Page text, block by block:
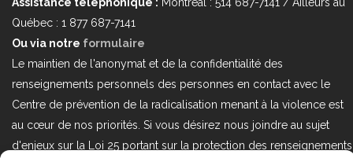
Québec : 1 877 687-7141
Ou via notre formulaire
Le maintien de l'anonymat et de la confidentialité des
renseignements personnels des personnes en contact avec le
Centre de prévention de la radicalisation menant à la violence est
au cœur de nos priorités. Si vous désirez nous joindre au sujet
d'enjeux sur la Loi 25 portant sur la protection des renseignements